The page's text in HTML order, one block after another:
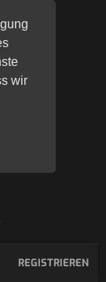
wir
REGISTRIEREN